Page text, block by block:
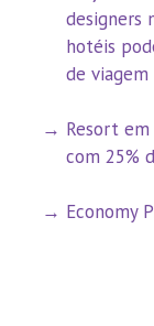
designers
hotéis
de viagem
Resort em
com 25%
Economy